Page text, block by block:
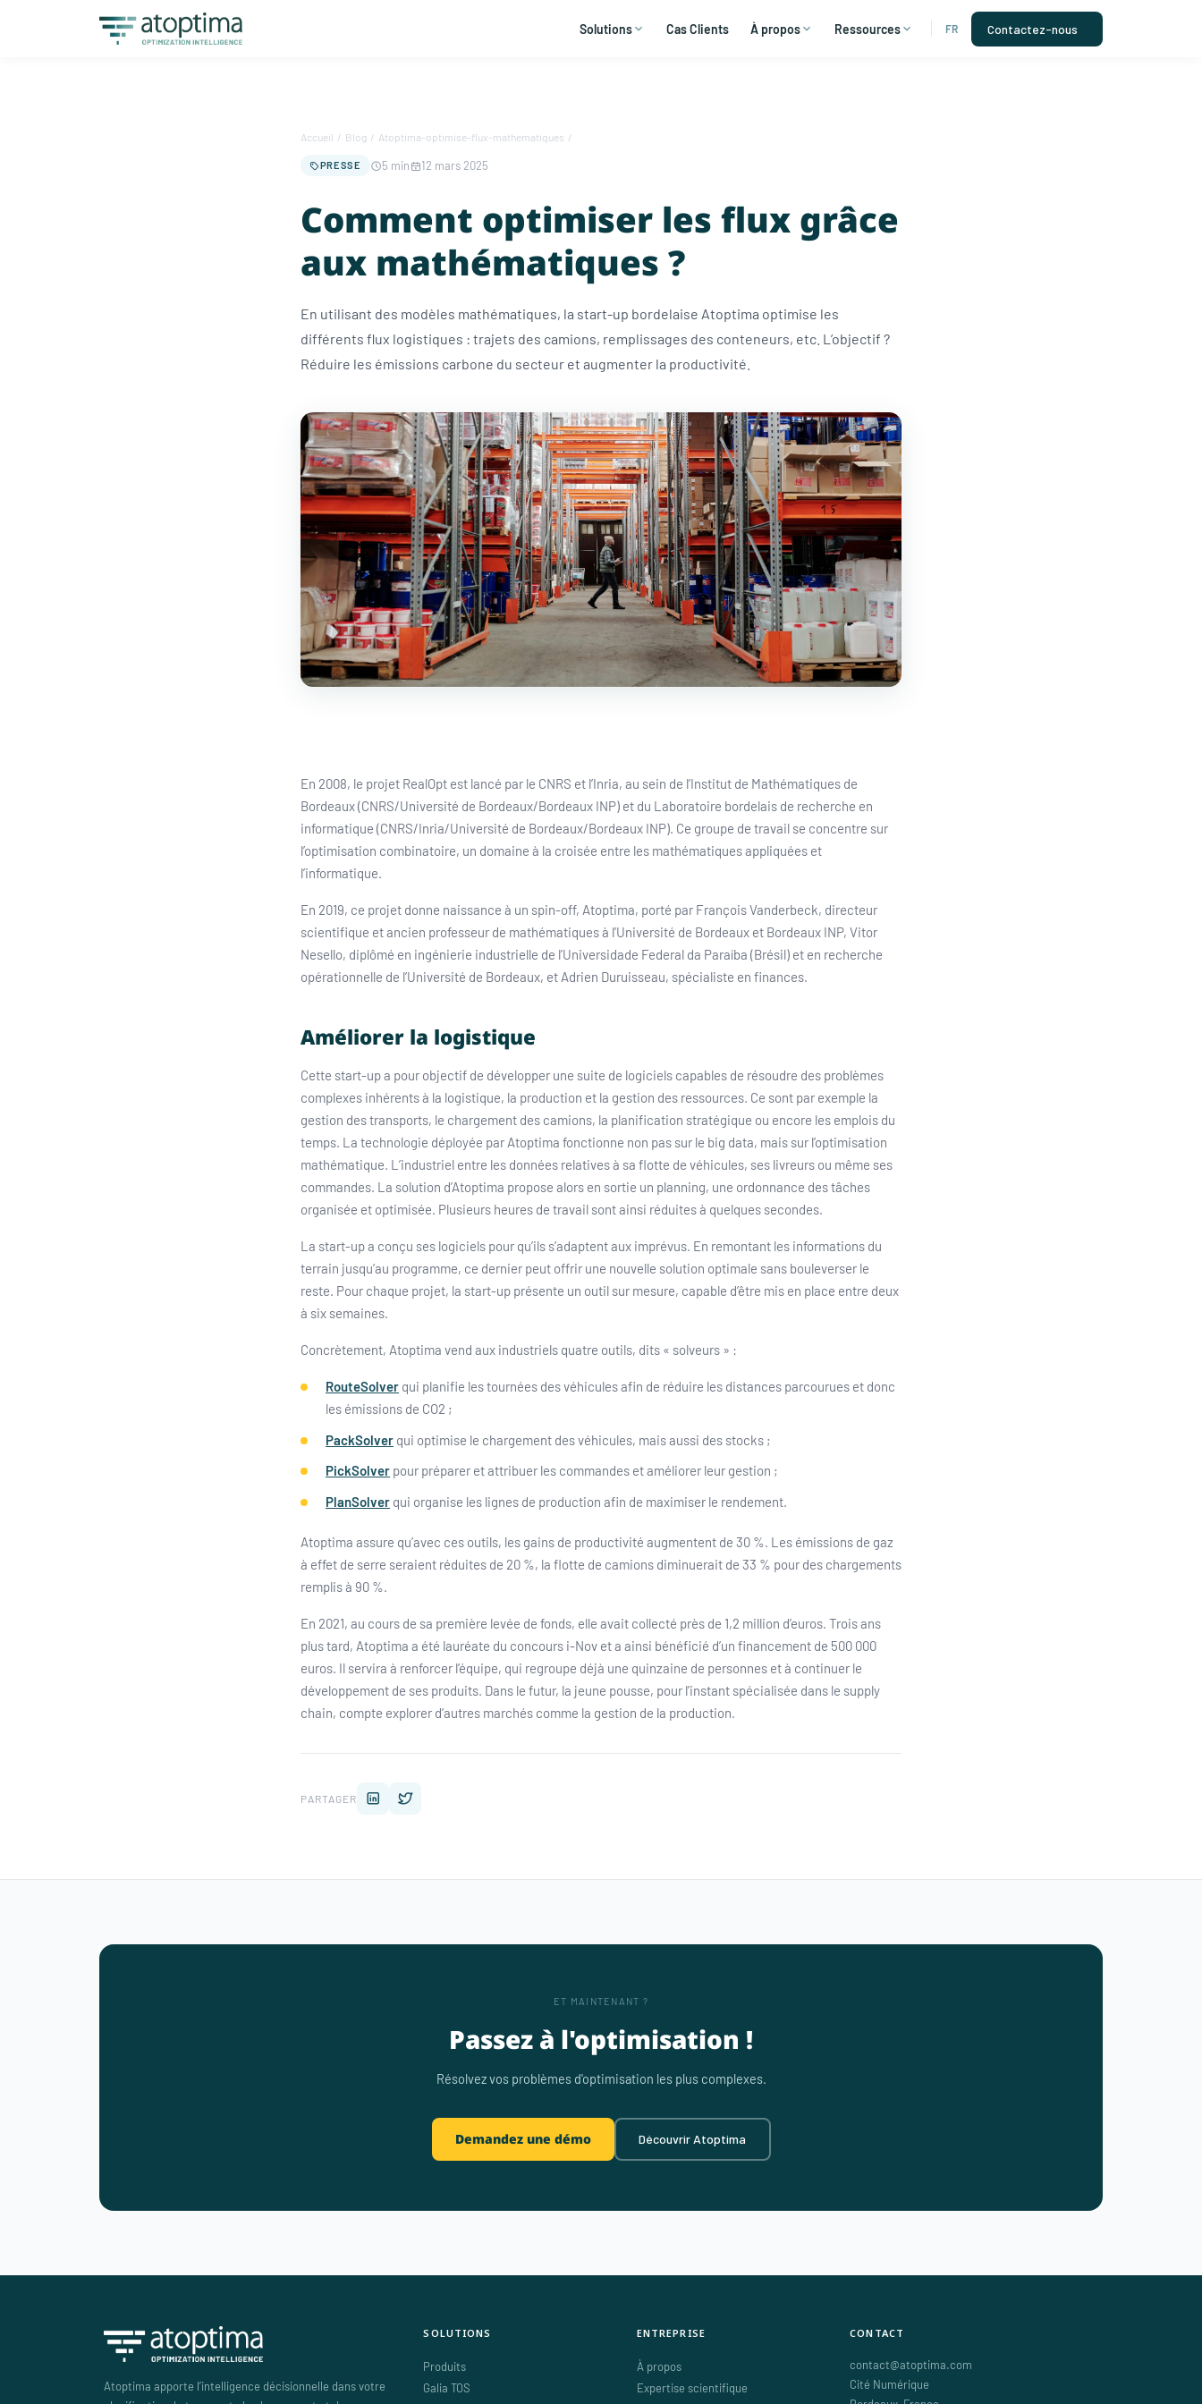
Solutions Cas Clients À propos Ressources FR Contactez-nous
Accueil / Blog / Atoptima-optimise-flux-mathematiques /
PRESSE 5 min 12 mars 2025
Comment optimiser les flux grâce
aux mathématiques ?
En utilisant des modèles mathématiques, la start-up bordelaise Atoptima optimise les
différents flux logistiques : trajets des camions, remplissages des conteneurs, etc. L’objectif ?
Réduire les émissions carbone du secteur et augmenter la productivité.
En 2008, le projet RealOpt est lancé par le CNRS et l’Inria, au sein de l’Institut de Mathématiques de
Bordeaux (CNRS/Université de Bordeaux/Bordeaux INP) et du Laboratoire bordelais de recherche en
informatique (CNRS/Inria/Université de Bordeaux/Bordeaux INP). Ce groupe de travail se concentre sur
l’optimisation combinatoire, un domaine à la croisée entre les mathématiques appliquées et
l’informatique.
En 2019, ce projet donne naissance à un spin-off, Atoptima, porté par François Vanderbeck, directeur
scientifique et ancien professeur de mathématiques à l’Université de Bordeaux et Bordeaux INP, Vitor
Nesello, diplômé en ingénierie industrielle de l’Universidade Federal da Paraíba (Brésil) et en recherche
opérationnelle de l’Université de Bordeaux, et Adrien Duruisseau, spécialiste en finances.
Améliorer la logistique
Cette start-up a pour objectif de développer une suite de logiciels capables de résoudre des problèmes
complexes inhérents à la logistique, la production et la gestion des ressources. Ce sont par exemple la
gestion des transports, le chargement des camions, la planification stratégique ou encore les emplois du
temps. La technologie déployée par Atoptima fonctionne non pas sur le big data, mais sur l’optimisation
mathématique. L’industriel entre les données relatives à sa flotte de véhicules, ses livreurs ou même ses
commandes. La solution d’Atoptima propose alors en sortie un planning, une ordonnance des tâches
organisée et optimisée. Plusieurs heures de travail sont ainsi réduites à quelques secondes.
La start-up a conçu ses logiciels pour qu’ils s’adaptent aux imprévus. En remontant les informations du
terrain jusqu’au programme, ce dernier peut offrir une nouvelle solution optimale sans bouleverser le
reste. Pour chaque projet, la start-up présente un outil sur mesure, capable d’être mis en place entre deux
à six semaines.
Concrètement, Atoptima vend aux industriels quatre outils, dits « solveurs » :
RouteSolver qui planifie les tournées des véhicules afin de réduire les distances parcourues et donc
les émissions de CO2 ;
PackSolver qui optimise le chargement des véhicules, mais aussi des stocks ;
PickSolver pour préparer et attribuer les commandes et améliorer leur gestion ;
PlanSolver qui organise les lignes de production afin de maximiser le rendement.
Atoptima assure qu’avec ces outils, les gains de productivité augmentent de 30 %. Les émissions de gaz
à effet de serre seraient réduites de 20 %, la flotte de camions diminuerait de 33 % pour des chargements
remplis à 90 %.
En 2021, au cours de sa première levée de fonds, elle avait collecté près de 1,2 million d’euros. Trois ans
plus tard, Atoptima a été lauréate du concours i-Nov et a ainsi bénéficié d’un financement de 500 000
euros. Il servira à renforcer l’équipe, qui regroupe déjà une quinzaine de personnes et à continuer le
développement de ses produits. Dans le futur, la jeune pousse, pour l’instant spécialisée dans le supply
chain, compte explorer d’autres marchés comme la gestion de la production.
PARTAGER
ET MAINTENANT ?
Passez à l'optimisation !
Résolvez vos problèmes d'optimisation les plus complexes.
Demandez une démo Découvrir Atoptima
Atoptima apporte l’intelligence décisionnelle dans votre
SOLUTIONS
Produits
Galia TOS
ENTREPRISE
À propos
Expertise scientifique
CONTACT
contact@atoptima.com
Cité Numérique